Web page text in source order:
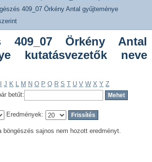
409_07 Örkény Antal gyűjteménye
409_07 Örkény Antal
kutatásvezetők neve
J K L M N O P Q R S T U V W X Y Z
betűt:
Eredmények:
böngészés sajnos nem hozott eredményt.